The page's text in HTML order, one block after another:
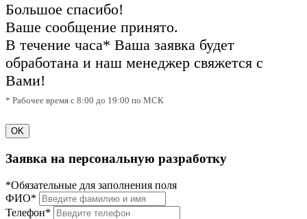
Большое спасибо!
Ваше сообщение принято.
В течение часа* Ваша заявка будет
обработана и наш менеджер свяжется с
Вами!
* Рабочее время с 8:00 до 19:00 по МСК
OK
Заявка на персональную разработку
*Обязательные для заполнения поля
ФИО*
Телефон*